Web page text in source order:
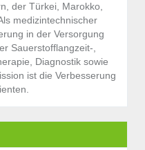
der Türkei, Marokko,
medizintechnischer
in der Versorgung
Sauerstofflangzeit-,
Diagnostik sowie
ist die Verbesserung